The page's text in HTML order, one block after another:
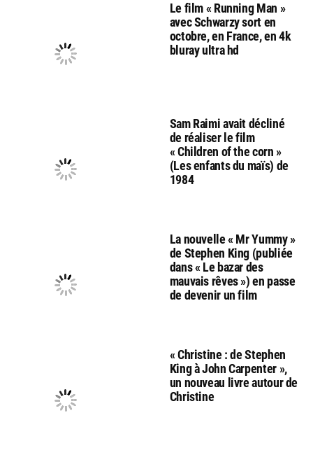
Le film « Running Man »
avec Schwarzy sort en
octobre, en France, en 4k
bluray ultra hd
Sam Raimi avait décliné
de réaliser le film
« Children of the corn »
(Les enfants du maïs) de
1984
La nouvelle « Mr Yummy »
de Stephen King (publiée
dans « Le bazar des
mauvais rêves ») en passe
de devenir un film
« Christine : de Stephen
King à John Carpenter »,
un nouveau livre autour de
Christine